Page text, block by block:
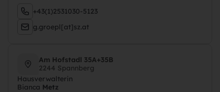
+43(1)2531030-5123
g.groepl[at]sz.at
Am Hofstadl 35A+35B
2244 Spannberg
Hausverwalterin
Bianca Metz